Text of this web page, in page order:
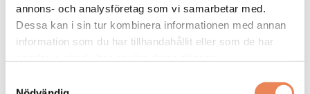
annons- och analysföretag som vi samarbetar med.
Dessa kan i sin tur kombinera informationen med annan
information som du har tillhandahållit eller som de har
kom pandemin och istället blev det nästan sju år.
Förra året gjorde vi all time high, vilket känns kul.
Hur kommer det sig att du stannat inom Winn så
länge?
– Winn har en fantastisk företagskultur som jag